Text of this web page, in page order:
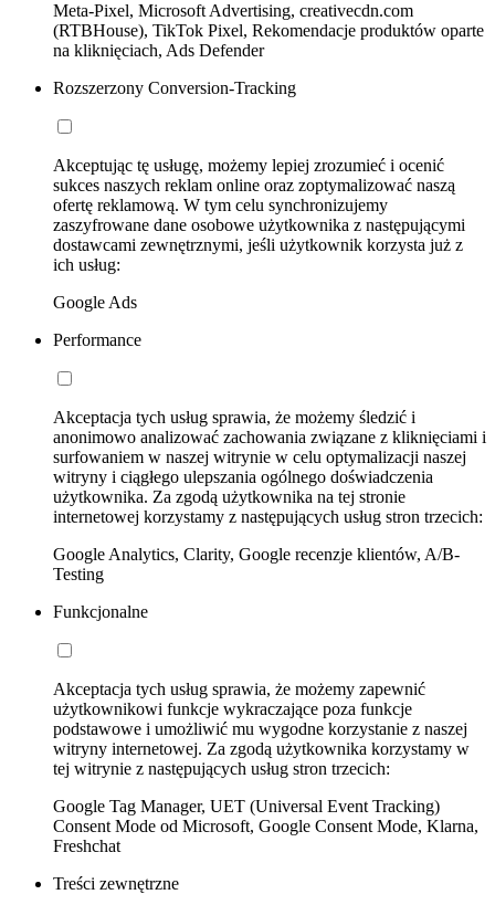
Meta-Pixel, Microsoft Advertising, creativecdn.com
(RTBHouse), TikTok Pixel, Rekomendacje produktów oparte
na kliknięciach, Ads Defender
Rozszerzony Conversion-Tracking
Akceptując tę usługę, możemy lepiej zrozumieć i ocenić
sukces naszych reklam online oraz zoptymalizować naszą
ofertę reklamową. W tym celu synchronizujemy
zaszyfrowane dane osobowe użytkownika z następującymi
dostawcami zewnętrznymi, jeśli użytkownik korzysta już z
ich usług:
Google Ads
Performance
Akceptacja tych usług sprawia, że możemy śledzić i
anonimowo analizować zachowania związane z kliknięciami i
surfowaniem w naszej witrynie w celu optymalizacji naszej
witryny i ciągłego ulepszania ogólnego doświadczenia
użytkownika. Za zgodą użytkownika na tej stronie
internetowej korzystamy z następujących usług stron trzecich:
Google Analytics, Clarity, Google recenzje klientów, A/B-
Testing
Funkcjonalne
Akceptacja tych usług sprawia, że możemy zapewnić
użytkownikowi funkcje wykraczające poza funkcje
podstawowe i umożliwić mu wygodne korzystanie z naszej
witryny internetowej. Za zgodą użytkownika korzystamy w
tej witrynie z następujących usług stron trzecich:
Google Tag Manager, UET (Universal Event Tracking)
Consent Mode od Microsoft, Google Consent Mode, Klarna,
Freshchat
Treści zewnętrzne